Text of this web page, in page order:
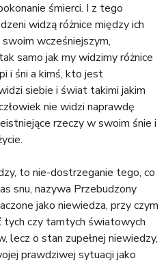
śmierci. I z tego
widzą różnice między ich
wcześniejszym,
samo jak my widzimy różnice
i śni a kimś, kto jest
siebie i świat takimi jakim
nie widzi naprawdę
rzeczy w swoim śnie i
to nie-dostrzeganie tego, co
snu, nazywa Przebudzony
jako niewiedza, przy czym
tych czy tamtych światowych
lecz o stan zupełnej niewiedzy,
prawdziwej sytuacji jako